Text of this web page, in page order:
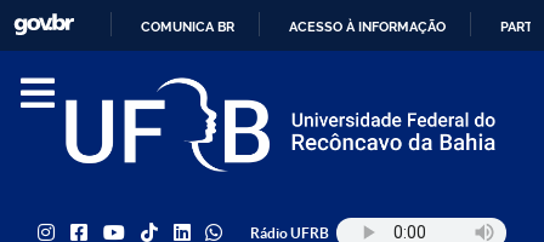
PARA
COMUNICA BR ACESSO À INFORMAÇÃO
Rádio UFRB